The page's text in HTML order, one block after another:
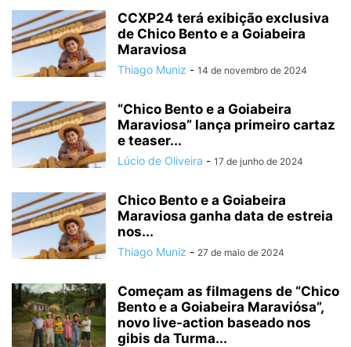
CCXP24 terá exibição exclusiva
de Chico Bento e a Goiabeira
Maraviosa
Thiago Muniz - 14 de novembro de 2024
“Chico Bento e a Goiabeira
Maraviosa” lança primeiro cartaz
e teaser...
Lúcio de Oliveira - 17 de junho de 2024
Chico Bento e a Goiabeira
Maraviosa ganha data de estreia
nos...
Thiago Muniz - 27 de maio de 2024
Começam as filmagens de “Chico
Bento e a Goiabeira Maraviósa”,
novo live-action baseado nos
gibis da Turma...